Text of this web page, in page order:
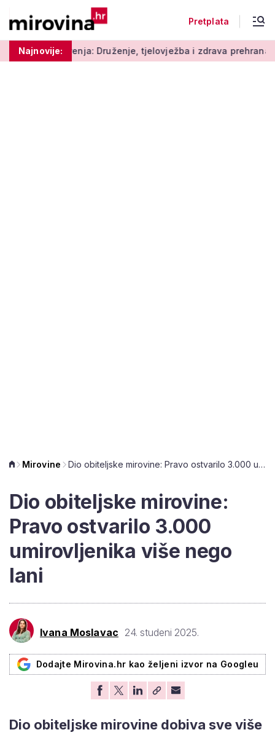
Pretplata
Najnovije:
Druženje, tjelovježba i zdrava prehrana za umirovljenike
Mirovine Dio obiteljske mirovine: Pravo ostvarilo 3.000 umirovljenika više nego lani
Dio obiteljske mirovine:
Pravo ostvarilo 3.000
umirovljenika više nego
lani
Ivana Moslavac 24. studeni 2025.
Dodajte Mirovina.hr kao željeni izvor na Googleu
Dio obiteljske mirovine dobiva sve više